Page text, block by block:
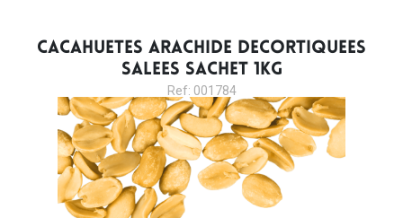
CACAHUETES ARACHIDE DECORTIQUEES
SALEES SACHET 1KG
Ref: 001784